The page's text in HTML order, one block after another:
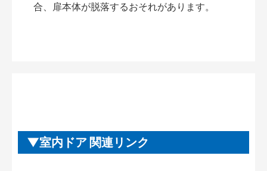
合、扉本体が脱落するおそれがあります。
室内ドア 関連リンク